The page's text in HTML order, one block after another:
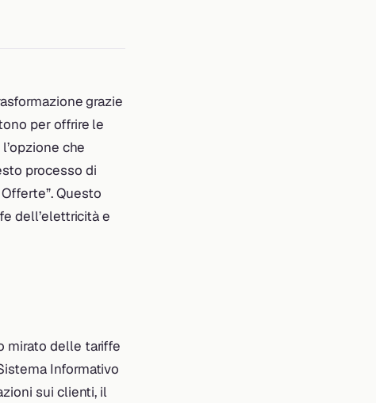
grazie
per offrire le
che
processo di
Questo
dell’elettricità e
mirato delle tariffe
Informativo
sui clienti, il